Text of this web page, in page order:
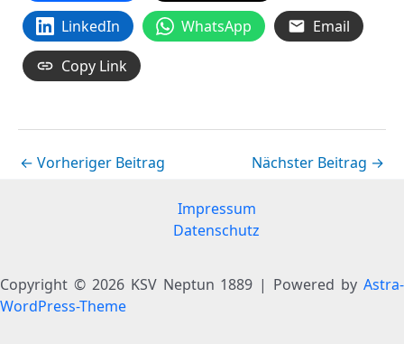
LinkedIn
WhatsApp
Email
Copy Link
← Vorheriger Beitrag Nächster Beitrag →
Impressum
Datenschutz
Copyright © 2026 KSV Neptun 1889 | Powered by Astra-
WordPress-Theme